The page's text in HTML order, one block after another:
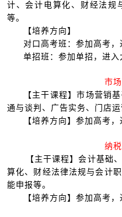
计、会计电算化、财经法规
等。
【培养方向】
对口高考班：参加高考，
单招班：参加单招，进入
市
【主干课程】市场营销
通与谈判、广告实务、门店运
【培养方向】参加高考
纳
【主干课程】会计基础
算化、财经法律法规与会计
能申报等。
【培养方向】参加高考